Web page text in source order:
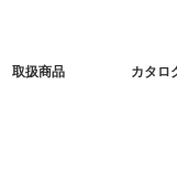
取扱商品 カタロ